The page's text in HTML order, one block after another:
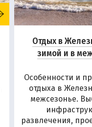
Отдых в
зимой и в
Особенности и
отдыха в
межсезонье.
развлечения,